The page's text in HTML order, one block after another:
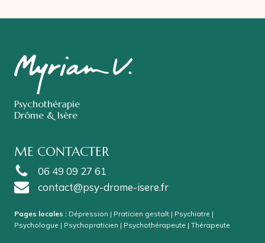
Psychothérapie
Drôme & Isère
ME CONTACTER
06 49 09 27 61
contact@psy-drome-isere.fr
Pages locales : Dépression | Praticien gestalt | Psychiatre |
Psychologue | Psychopraticien | Psychothérapeute | Thérapeute